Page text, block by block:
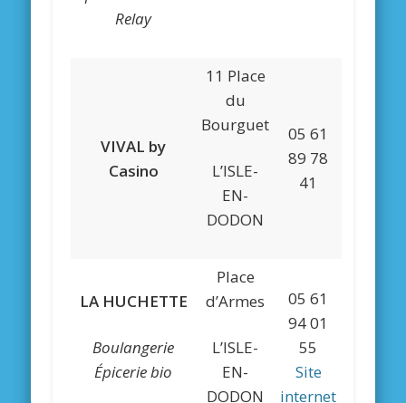
Relay
VIVAL by
Casino
11 Place
du
Bourguet
L’ISLE-
EN-
DODON
05 61
89 78
41
LA HUCHETTE
Boulangerie
Épicerie bio
Place
d’Armes
L’ISLE-
EN-
DODON
05 61
94 01
55
Site
internet